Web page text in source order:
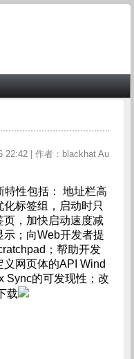
22:42 | 作者：blackhat Au
特性包括： 地址栏高
标签组，启动时只
页，加快启动速度减
；向Web开发者提
；帮助开发
网页体的API Wind
Sync的可发现性；改
载